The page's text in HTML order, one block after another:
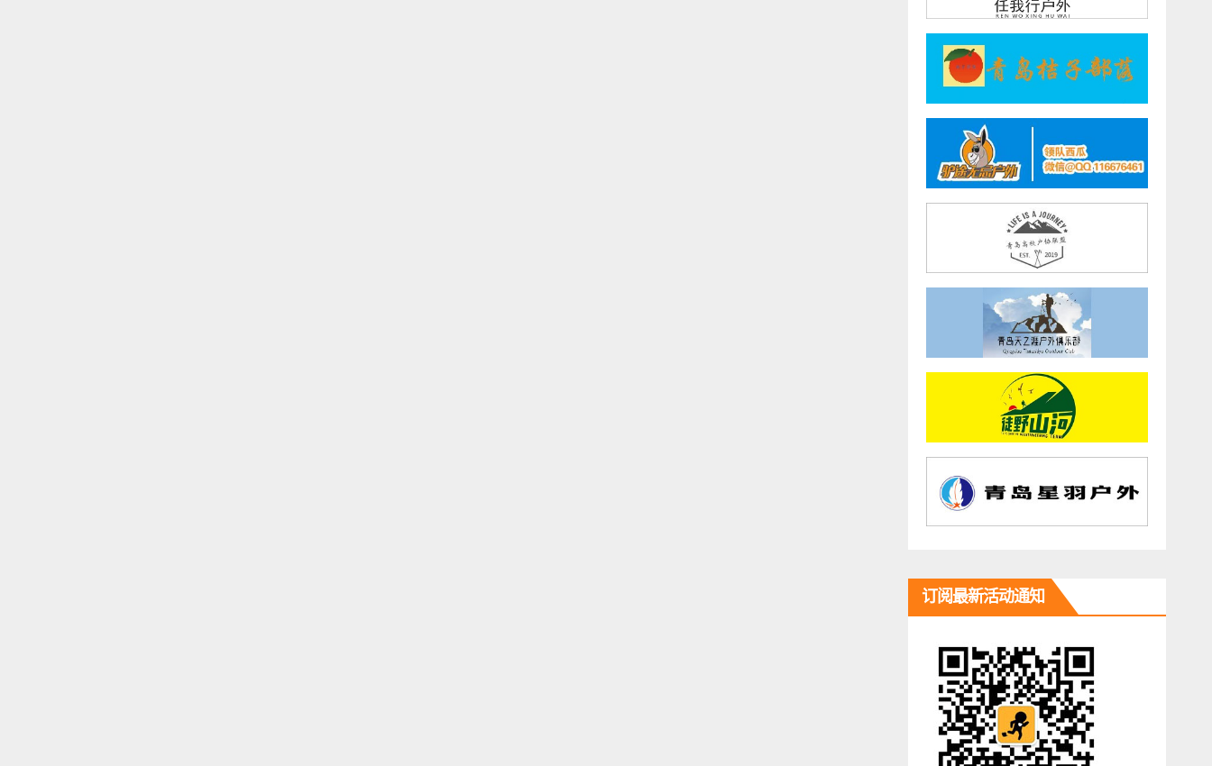
订阅最新活动通知